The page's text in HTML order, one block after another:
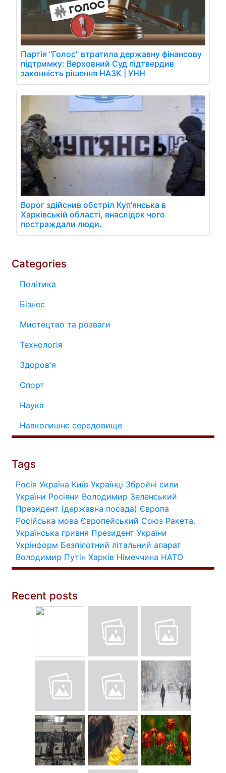
Партія "Голос" втратила державну фінансову
підтримку: Верховний Суд підтвердив
законність рішення НАЗК | УНН
Ворог здійснив обстріл Куп'янська в
Харківській області, внаслідок чого
постраждали люди.
Categories
Політика
Бізнес
Мистецтво та розваги
Технологія
Здоров'я
Спорт
Наука
Навколишнє середовище
Tags
Росія Україна Київ Українці Збройні сили
України Росіяни Володимир Зеленський
Президент (державна посада) Європа
Російська мова Європейський Союз Ракета.
Українська гривня Президент України
Укрінформ Безпілотний літальний апарат
Володимир Путін Харків Німеччина НАТО
Recent posts